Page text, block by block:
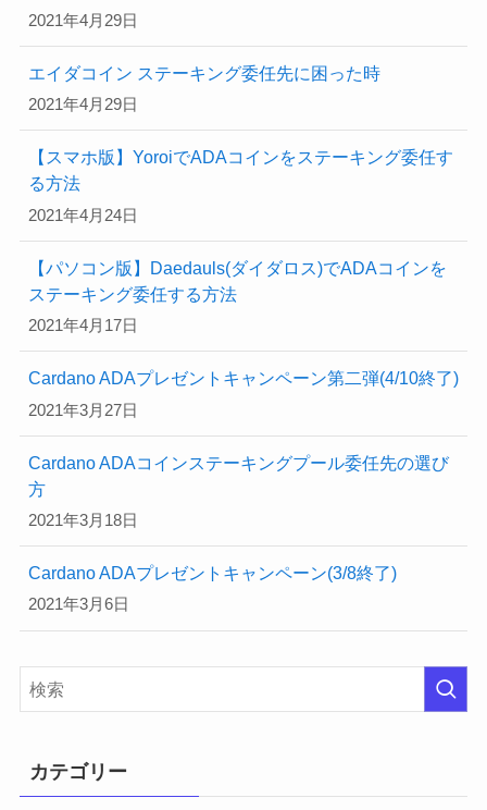
2021年4月29日
エイダコイン ステーキング委任先に困った時
2021年4月29日
【スマホ版】YoroiでADAコインをステーキング委任す
る方法
2021年4月24日
【パソコン版】Daedauls(ダイダロス)でADAコインを
ステーキング委任する方法
2021年4月17日
Cardano ADAプレゼントキャンペーン第二弾(4/10終了)
2021年3月27日
Cardano ADAコインステーキングプール委任先の選び
方
2021年3月18日
Cardano ADAプレゼントキャンペーン(3/8終了)
2021年3月6日
カテゴリー